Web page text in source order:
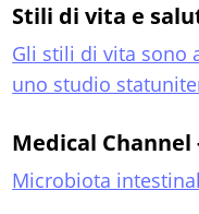
Stili di vita e
Gli stili di vita sono
uno studio
Medical Channel
Microbiota